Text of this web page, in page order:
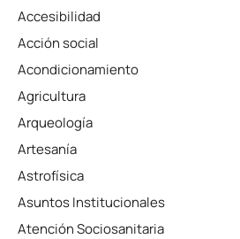
Accesibilidad
Acción social
Acondicionamiento
Agricultura
Arqueología
Artesanía
Astrofísica
Asuntos Institucionales
Atención Sociosanitaria